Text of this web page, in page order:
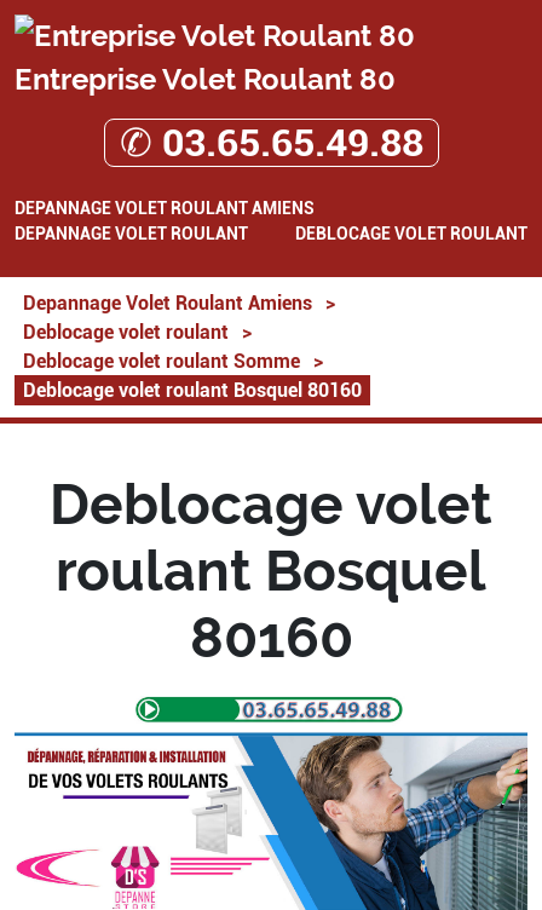
Entreprise Volet Roulant 80
✆ 03.65.65.49.88
DEPANNAGE VOLET ROULANT AMIENS
DEPANNAGE VOLET ROULANT
DEBLOCAGE VOLET ROULANT
Depannage Volet Roulant Amiens
>
Deblocage volet roulant
>
Deblocage volet roulant Somme
>
Deblocage volet roulant Bosquel 80160
Deblocage volet
roulant Bosquel
80160